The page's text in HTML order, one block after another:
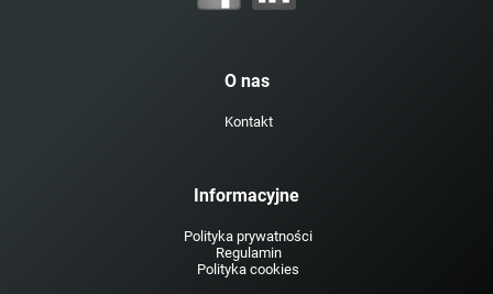
O nas
Kontakt
Informacyjne
Polityka prywatności
Regulamin
Polityka cookies